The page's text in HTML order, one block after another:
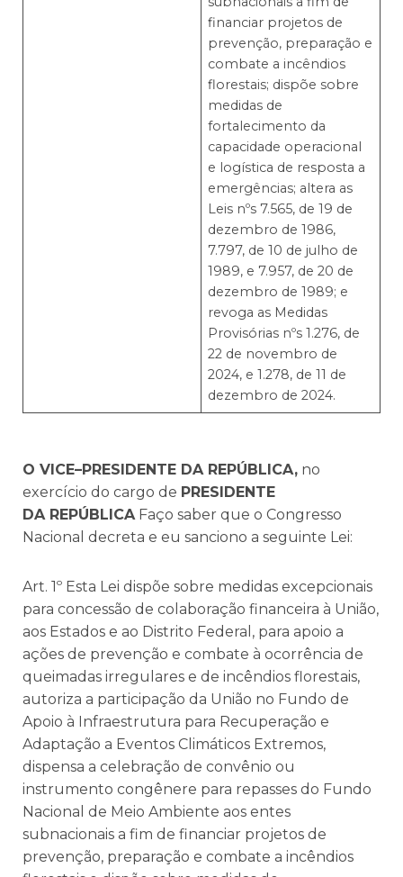
financiar projetos de
prevenção, preparação e
combate a incêndios
florestais; dispõe sobre
medidas de
fortalecimento da
capacidade operacional
e logística de resposta a
emergências; altera as
Leis nºs 7.565, de 19 de
dezembro de 1986,
7.797, de 10 de julho de
1989, e 7.957, de 20 de
dezembro de 1989; e
revoga as Medidas
Provisórias nºs 1.276, de
22 de novembro de
2024, e 1.278, de 11 de
dezembro de 2024.
O VICE–PRESIDENTE DA REPÚBLICA, no
exercício do cargo de PRESIDENTE
DA REPÚBLICA Faço saber que o Congresso
Nacional decreta e eu sanciono a seguinte Lei:
Art. 1º Esta Lei dispõe sobre medidas excepcionais
para concessão de colaboração financeira à União,
aos Estados e ao Distrito Federal, para apoio a
ações de prevenção e combate à ocorrência de
queimadas irregulares e de incêndios florestais,
autoriza a participação da União no Fundo de
Apoio à Infraestrutura para Recuperação e
Adaptação a Eventos Climáticos Extremos,
dispensa a celebração de convênio ou
instrumento congênere para repasses do Fundo
Nacional de Meio Ambiente aos entes
subnacionais a fim de financiar projetos de
prevenção, preparação e combate a incêndios